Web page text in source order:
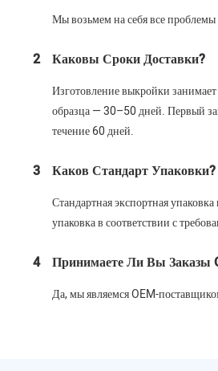
Мы возьмем на себя все проблемы
2 Каковы Сроки Доставки?
Изготовление выкройки
образца — 30–50 дней. Первый
течение 60 дней.
3 Каков Стандарт Упаковки?
Стандартная экспортная
упаковка в соответствии с
4 Принимаете Ли Вы Заказы
Да, мы являемся OEM-